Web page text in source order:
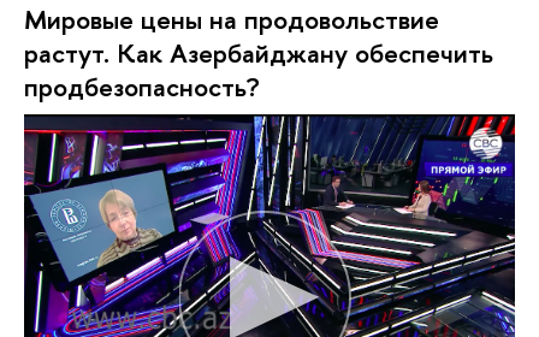
Мировые цены на продовольствие
растут. Как Азербайджану обеспечить
продбезопасность?